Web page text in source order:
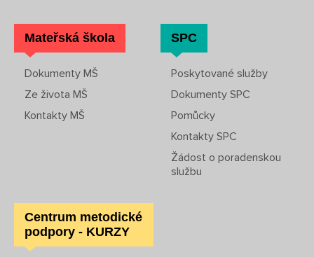
Mateřská škola
Dokumenty MŠ
Ze života MŠ
Kontakty MŠ
SPC
Poskytované služby
Dokumenty SPC
Pomůcky
Kontakty SPC
Žádost o poradenskou
službu
Centrum metodické
podpory - KURZY